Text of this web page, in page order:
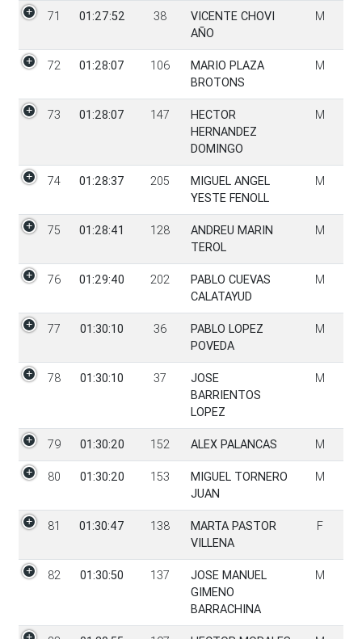
71 01:27:52 38
VICENTE CHOVI
AÑO
M
72 01:28:07 106
MARIO PLAZA
BROTONS
M
73 01:28:07 147
HECTOR
HERNANDEZ
DOMINGO
M
74 01:28:37 205
MIGUEL ANGEL
YESTE FENOLL
M
75 01:28:41 128
ANDREU MARIN
TEROL
M
76 01:29:40 202
PABLO CUEVAS
CALATAYUD
M
77 01:30:10 36
PABLO LOPEZ
POVEDA
M
78 01:30:10 37
JOSE
BARRIENTOS
LOPEZ
M
79 01:30:20 152 ALEX PALANCAS M
80 01:30:20 153
MIGUEL TORNERO
JUAN
M
81 01:30:47 138
MARTA PASTOR
VILLENA
F
82 01:30:50 137
JOSE MANUEL
GIMENO
BARRACHINA
M